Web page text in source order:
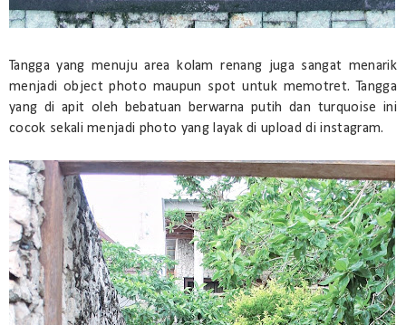
Tangga yang menuju area kolam renang juga sangat menarik
menjadi object photo maupun spot untuk memotret. Tangga
yang di apit oleh bebatuan berwarna putih dan turquoise ini
cocok sekali menjadi photo yang layak di upload di instagram.